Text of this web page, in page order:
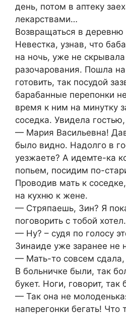
день, потом в аптеку
лекарствами…
Возвращаться в
Невестка, узнав, что
на ночь, уже не скрывала
разочарования. Пошла
готовить, так посудой
барабанные перепонки
время к ним на минутку
соседка. Увидела
— Мария Васильевна!
было видно. Надолго в
уезжаете? А идемте-ка
попьем, посидим по-
Проводив мать к
на кухню к жене.
— Стряпаешь, Зин? Я
поговорить с тобой хотел.
— Ну? – судя по голосу
Зинаиде уже заранее не
— Мать-то совсем
В больничке были, так
букет. Ноги, говорит, так
— Так она не
наперегонки бегать! Что